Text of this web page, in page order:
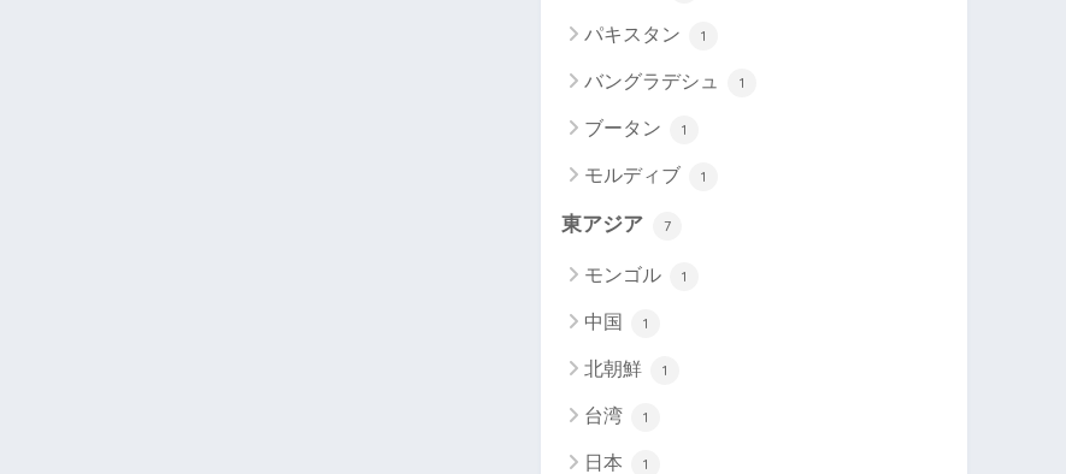
パキスタン 1
バングラデシュ 1
ブータン 1
モルディブ 1
東アジア 7
モンゴル 1
中国 1
北朝鮮 1
台湾 1
日本 1